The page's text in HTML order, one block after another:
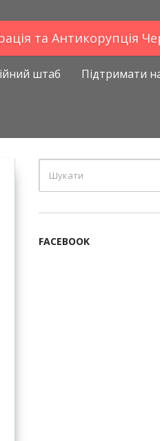
та Антикорупцiя
штаб Підтримати
FACEBOOK